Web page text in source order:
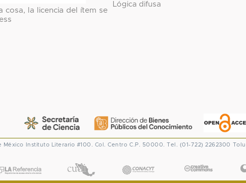
Lógica difusa
cosa, la licencia del ítem se
México Instituto Literario #100. Col. Centro C.P. 50000. Tel. (01-722) 2262300